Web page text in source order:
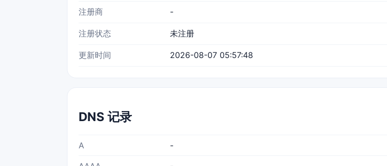
注册商 -
注册状态 未注册
更新时间 2026-08-07 05:57:48
DNS 记录
A -